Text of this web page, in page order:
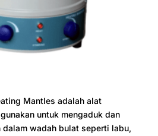
Mantles adalah alat
untuk mengaduk dan
dalam wadah bulat seperti labu,